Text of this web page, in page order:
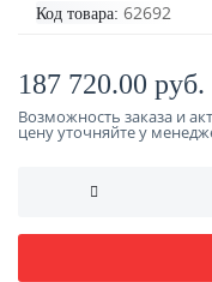
Код товара: 62692
187 720.00 руб.
Возможность заказа и
цену уточняйте у